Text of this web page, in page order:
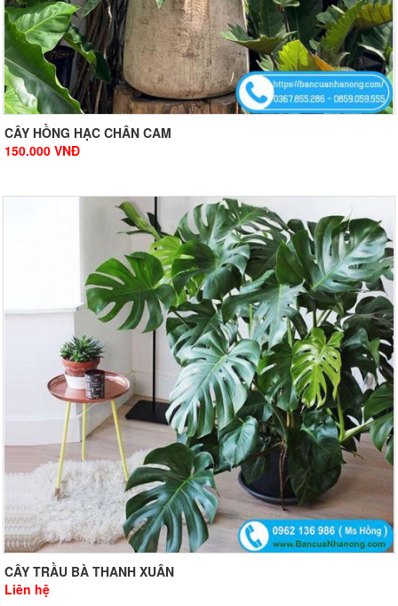
CÂY HỒNG HẠC CHÂN CAM
150.000 VNĐ
CÂY TRẦU BÀ THANH XUÂN
Liên hệ